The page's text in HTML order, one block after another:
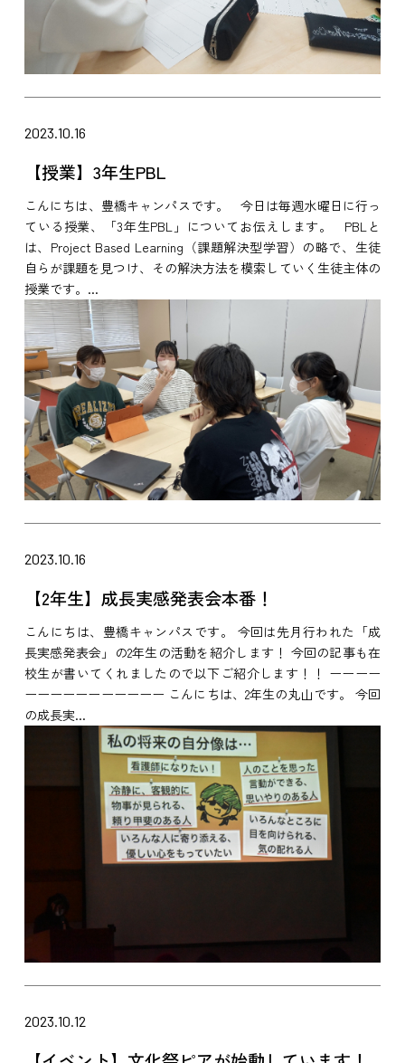
2023.10.16
【授業】3年生PBL
こんにちは、豊橋キャンパスです。 今日は毎週水曜日に行っ
ている授業、「3年生PBL」についてお伝えします。 PBLと
は、Project Based Learning（課題解決型学習）の略で、生徒
自らが課題を見つけ、その解決方法を模索していく生徒主体の
授業です。...
2023.10.16
【2年生】成長実感発表会本番！
こんにちは、豊橋キャンパスです。 今回は先月行われた「成
長実感発表会」の2年生の活動を紹介します！ 今回の記事も在
校生が書いてくれましたので以下ご紹介します！！ ーーーー
ーーーーーーーーーーー こんにちは、2年生の丸山です。 今回
の成長実...
2023.10.12